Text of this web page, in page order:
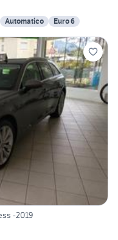
Automatico Euro 6
-2019